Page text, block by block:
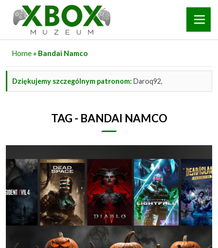
Home » Bandai Namco
Dziękujemy szczególnym patronom: Daroq92,
TAG - BANDAI NAMCO